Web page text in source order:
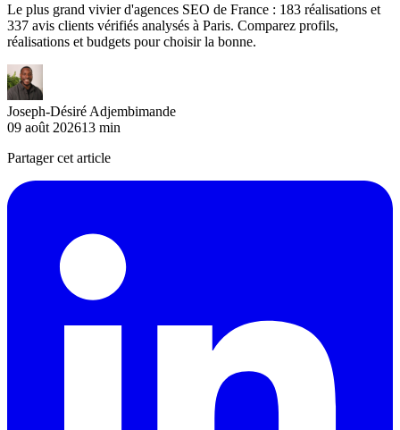
Le plus grand vivier d'agences SEO de France : 183 réalisations et
337 avis clients vérifiés analysés à Paris. Comparez profils,
réalisations et budgets pour choisir la bonne.
Joseph-Désiré Adjembimande
09 août 202613 min
Partager cet article